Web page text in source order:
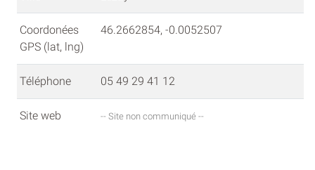
Coordonées
GPS (lat, lng)
46.2662854, -0.0052507
Téléphone 05 49 29 41 12
Site web -- Site non communiqué --